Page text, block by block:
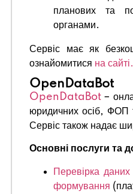
планових та
органами.
Сервіс має як
ознайомитися на сайті.
OpenDataBot
OpenDataBot–
юридичних осіб, ФОП
Сервіс також надає
Основні послуги та
Перевірка
формування